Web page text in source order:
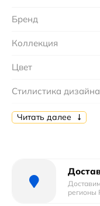
Бренд
Коллекция
Цвет
Стилистика дизайна
Страна бренда
Габариты
Читать далее
регионы